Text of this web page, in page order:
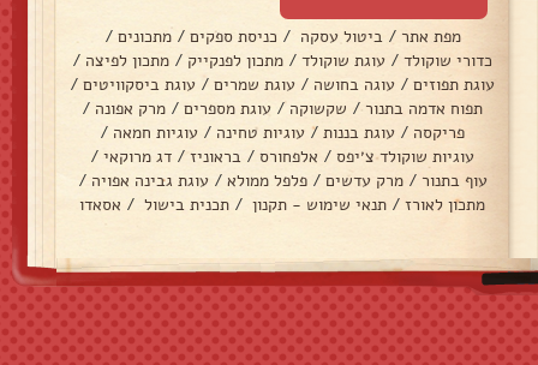
מפת אתר / ביטול עסקה / כניסת ספקים / מתכונים /
כדורי שוקולד / עוגת שוקולד / מתכון לפנקייק / מתכון לפיצה /
עוגת תפוזים / עוגה בחושה / עוגת שמרים / עוגת ביסקוויטים /
תפוח אדמה בתנור/ שקשוקה / עוגת מספרים / מרק אפונה /
פריקסה / עוגת בננות / עוגיות טחינה / עוגיות חמאה /
עוגיות שוקולד צ׳יפס / אלפחורס / בראוניז / דג מרוקאי /
עוף בתנור / מרק עדשים / פלפל ממולא / עוגת גבינה אפויה /
מתכון לאורז / תנאי שימוש - תקנון / תכנית בישול / אסאדו